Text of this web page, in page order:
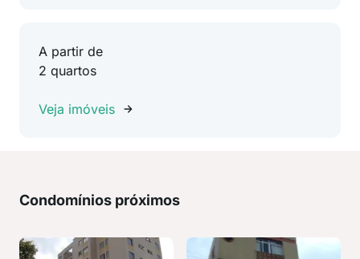
A partir de
2 quartos
Veja imóveis
Condomínios próximos